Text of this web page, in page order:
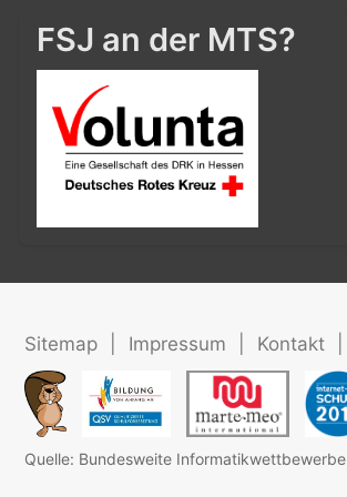
FSJ an der MTS?
Sitemap Impressum Kontakt
Quelle: Bundesweite Informatikwettbewerbe